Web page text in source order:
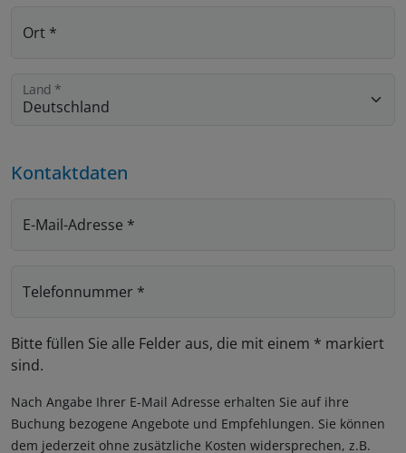
Ort *
Land *
Kontaktdaten
E-Mail-Adresse *
Telefonnummer *
Bitte füllen Sie alle Felder aus, die mit einem * markiert
sind.
Nach Angabe Ihrer E-Mail Adresse erhalten Sie auf ihre
Buchung bezogene Angebote und Empfehlungen. Sie können
dem jederzeit ohne zusätzliche Kosten widersprechen, z.B.